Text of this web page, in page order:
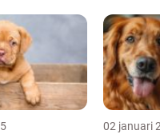
02 januari